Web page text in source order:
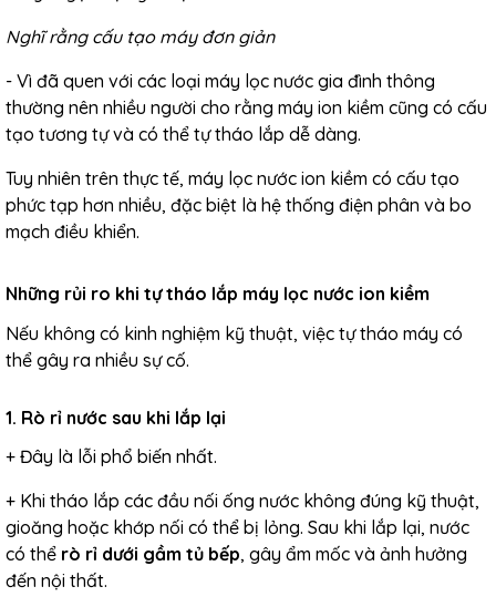
Nghĩ rằng cấu tạo máy đơn giản
- Vì đã quen với các loại máy lọc nước gia đình thông
thường nên nhiều người cho rằng máy ion kiềm cũng có cấu
tạo tương tự và có thể tự tháo lắp dễ dàng.
Tuy nhiên trên thực tế, máy lọc nước ion kiềm có cấu tạo
phức tạp hơn nhiều, đặc biệt là hệ thống điện phân và bo
mạch điều khiển.
Những rủi ro khi tự tháo lắp máy lọc nước ion kiềm
Nếu không có kinh nghiệm kỹ thuật, việc tự tháo máy có
thể gây ra nhiều sự cố.
1. Rò rỉ nước sau khi lắp lại
+ Đây là lỗi phổ biến nhất.
+ Khi tháo lắp các đầu nối ống nước không đúng kỹ thuật,
gioăng hoặc khớp nối có thể bị lỏng. Sau khi lắp lại, nước
có thể rò rỉ dưới gầm tủ bếp, gây ẩm mốc và ảnh hưởng
đến nội thất.